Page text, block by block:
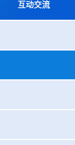
互动交流